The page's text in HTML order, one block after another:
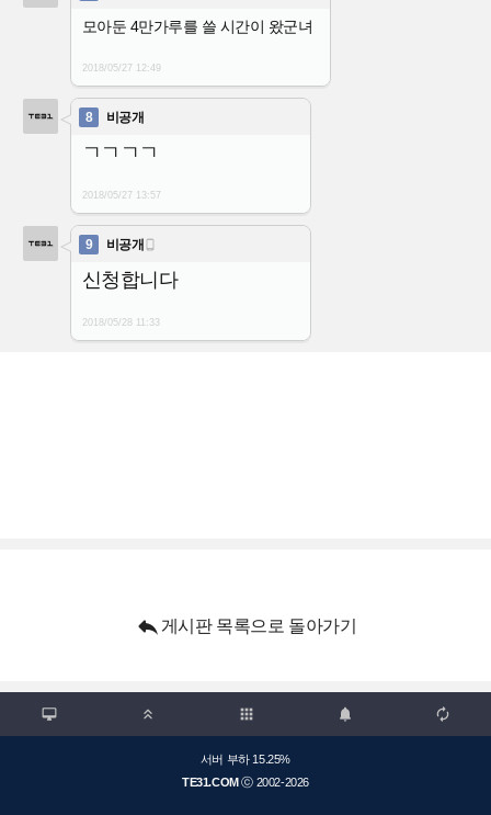
모아둔 4만가루를 쓸 시간이 왔군녀
2018/05/2712:49
8 비공개
ㄱㄱㄱㄱ
2018/05/2713:57
9 비공개 
신청합니다
2018/05/28 11:33
 게시판 목록으로 돌아가기
  apps  
서버 부하 15.25%
TE31.COMⓒ 2002-2026